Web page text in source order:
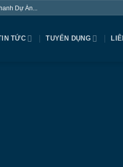
TIN TỨC TUYỂN DỤNG